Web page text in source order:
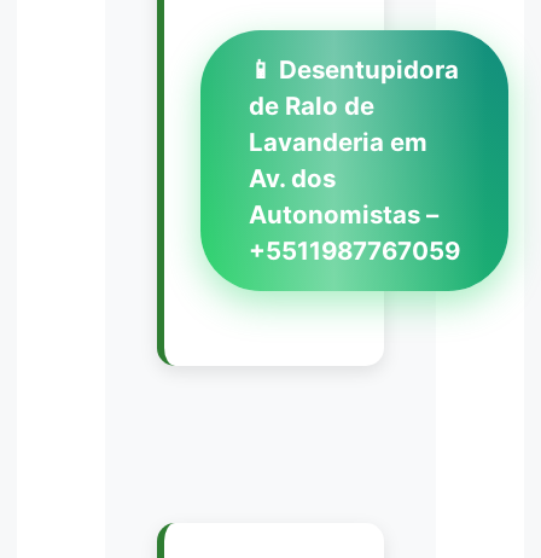
📱 Desentupidora
de Ralo de
Lavanderia em
Av. dos
Autonomistas –
+5511987767059